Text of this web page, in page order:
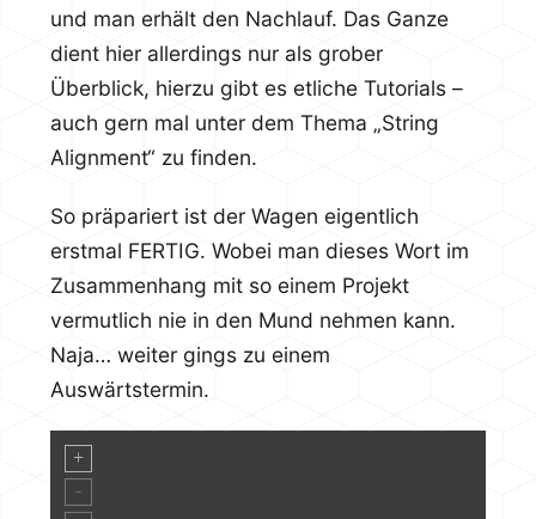
und man erhält den Nachlauf. Das Ganze
dient hier allerdings nur als grober
Überblick, hierzu gibt es etliche Tutorials –
auch gern mal unter dem Thema „String
Alignment“ zu finden.
So präpariert ist der Wagen eigentlich
erstmal FERTIG. Wobei man dieses Wort im
Zusammenhang mit so einem Projekt
vermutlich nie in den Mund nehmen kann.
Naja… weiter gings zu einem
Auswärtstermin.